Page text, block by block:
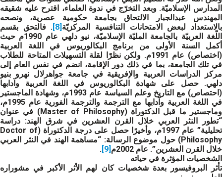
المدارس الإسلاميّة. وبعد التخرّج في ندوة العلماء، اقترح عليه شقيقه
المهندس عبدالجبار الالتحاق بجامعة حكومية عصرية، ونصحه
بالاستعداد لبعض الامتحانات التنافسية المركزيّة
. فالتحق بقسم
اللّغة العربيّة بالجامعة المليّة الإسلاميّة، نيو دلهي عام 1990م حيث
أكمل السنة الأولى من برنامج البكالوريوس في اللغة العربية
(اختصاص) عام 1991م. ولكن نظرًا لقلة التسهيلات المتاحة للطلاب
في تلك الجامعة، بما في ذلك دور الإقامة، انضم في نفس العام إلى
مركز الدراسات العربية والإفريقية في جامعة جواهرلال نهرو بنيو
دلهي. حصل على شهادة البكالوريوس في اللغة العربية وآدابها
(احتصاص) مع التاريخ وعلم السياسة عام 1993م، وشهادة الماجستير
في اللغة العربية وآدابها مع الترجمة والترجمة الفورية عام 1995م،
وماجستير ما قبل الدكتوراة (Master of Philosophy) في عنوان
“تطور النثر العربي خلال القرن العشرين في شرق الهند: دراسة
تحليلية” عام 1997م، وأخيرًا حصل على درجة الدكتوراة (Doctor of
Philosophy) حول موضوع الرسالة: “مساهمة الهند في النثر العربي
خلال القرن العشرين”. عام 2002م
.
الشخصيات المؤثرة في حياته
تأثر البروفيسور بعدة شخصيات كان لهم الأثر الأكبر في مشوراره